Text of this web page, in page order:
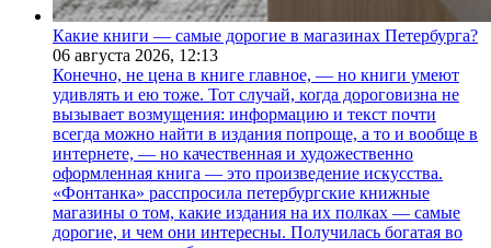
Какие книги — самые дорогие в магазинах Петербурга?
06 августа 2026, 12:13
Конечно, не цена в книге главное, — но книги умеют
удивлять и ею тоже. Тот случай, когда дороговизна не
вызывает возмущения: информацию и текст почти
всегда можно найти в издания попроще, а то и вообще в
интернете, — но качественная и художественно
оформленная книга — это произведение искусства.
«Фонтанка» расспросила петербургские книжные
магазины о том, какие издания на их полках — самые
дорогие, и чем они интересны. Получилась богатая во